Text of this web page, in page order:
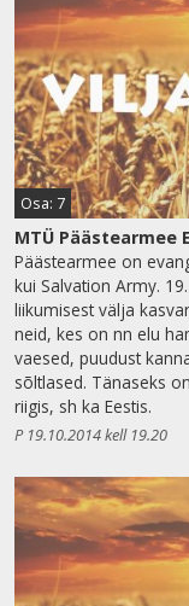
Osa: 7
MTÜ Päästearmee
Päästearmee on
kui Salvation Army.
liikumisest välja
neid, kes on nn elu
vaesed, puudust
sõltlased. Tänaseks
riigis, sh ka Eestis.
P 19.10.2014 kell 19.20